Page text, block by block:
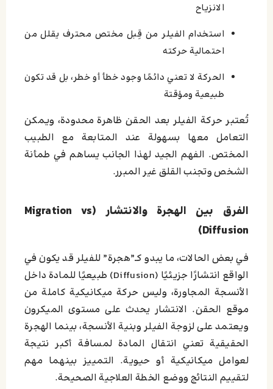
الانزياح
استخدام الفيلر من قِبل مختص محترف يقلل من
احتمالية حركته
الحركة لا تعني دائمًا وجود خطأ أو خطر، بل قد تكون
طبيعية ومؤقتة
تُعتبر حركة الفيلر بعد الحقن ظاهرة محدودة، ويمكن
التعامل معها بسهولة عند المتابعة مع الطبيب
المختص. الفهم الجيد لهذا الجانب يساهم في طمأنة
الشخص وتجنب القلق غير المبرر.
الفرق بين الهجرة والانتشار (Migration vs
Diffusion)
في بعض الحالات، ما يبدو كـ”هجرة” للفيلر قد يكون في
الواقع انتشارًا جزيئيًا (Diffusion) طبيعيًا للمادة داخل
الأنسجة المجاورة، وليس حركة ميكانيكية كاملة من
موقع الحقن. الانتشار يحدث على مستوى الميكرون
ويعتمد على لزوجة الفيلر وبنية الأنسجة، بينما الهجرة
الحقيقية تعني انتقال المادة لمسافة أكبر نتيجة
لعوامل ميكانيكية أو حيوية. التمييز بينهما مهم
لتقييم النتائج ووضع الخطة العلاجية الصحيحة.